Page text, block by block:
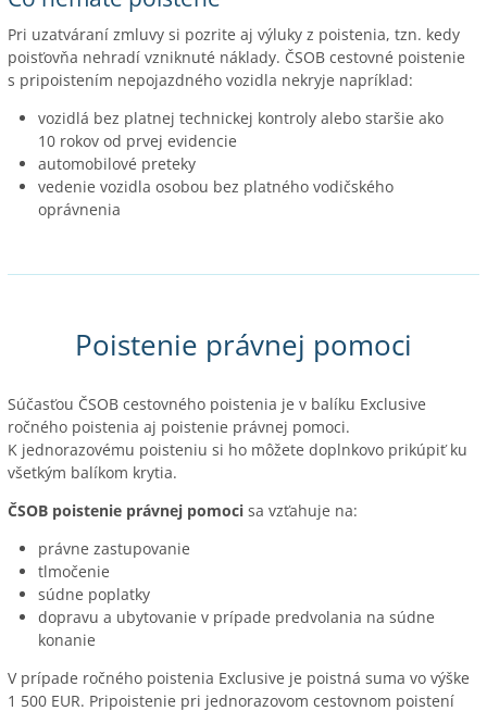
Pri uzatváraní zmluvy si pozrite aj výluky z poistenia, tzn. kedy
poisťovňa nehradí vzniknuté náklady. ČSOB cestovné poistenie
s pripoistením nepojazdného vozidla nekryje napríklad:
vozidlá bez platnej technickej kontroly alebo staršie ako
10 rokov od prvej evidencie
automobilové preteky
vedenie vozidla osobou bez platného vodičského
oprávnenia
Poistenie právnej pomoci
Súčasťou ČSOB cestovného poistenia je v balíku Exclusive
ročného poistenia aj poistenie právnej pomoci.
K jednorazovému poisteniu si ho môžete doplnkovo prikúpiť ku
všetkým balíkom krytia.
ČSOB poistenie právnej pomoci sa vzťahuje na:
právne zastupovanie
tlmočenie
súdne poplatky
dopravu a ubytovanie v prípade predvolania na súdne
konanie
V prípade ročného poistenia Exclusive je poistná suma vo výške
1 500 EUR. Pripoistenie pri jednorazovom cestovnom poistení